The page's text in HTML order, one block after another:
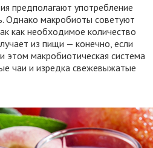
предполагают употребление
Однако макробиоты советуют
как необходимое количество
из пищи — конечно, если
этом макробиотическая система
чаи и изредка свежевыжатые